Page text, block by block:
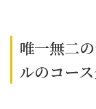
唯一無二
ルのコー